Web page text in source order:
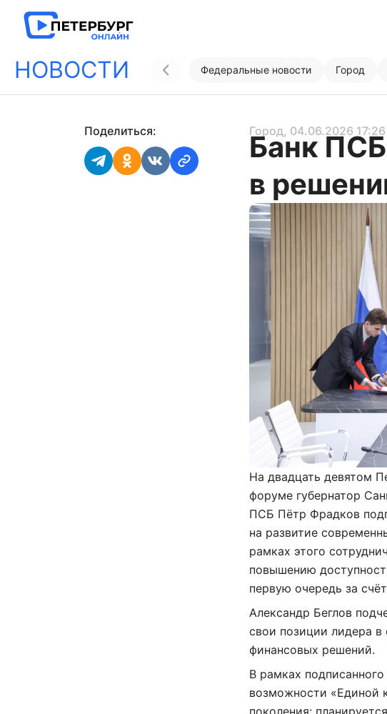
НОВОСТИ Федеральные новости Город
Поделиться: Город, 04.06.2026 17:26
Банк ПСБ
в
На двадцать девятом
форуме губернатор
ПСБ Пётр Фрадков
на развитие
рамках этого
повышению
первую очередь за
Александр Беглов
свои позиции лидера
финансовых решений.
В рамках
возможности «Единой
поколения: